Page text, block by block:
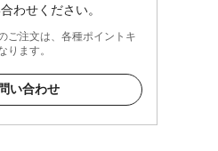
わせください。
ご注文は、各種ポイントキ
ります。
い合わせ